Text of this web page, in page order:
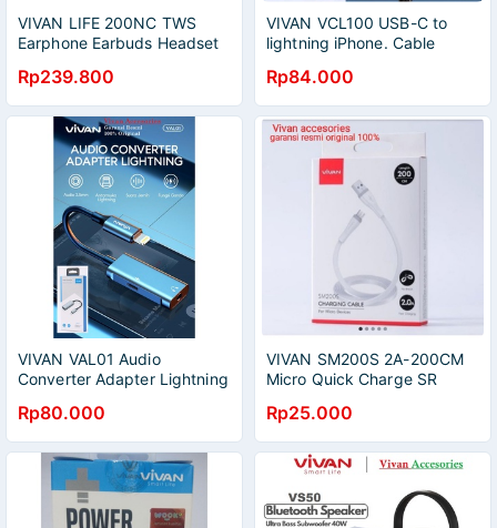
VIVAN LIFE 200NC TWS
Earphone Earbuds Headset
Rp239.800
VIVAN VCL100 USB-C to
lightning iPhone. Cable
Rp84.000
VIVAN VAL01 Audio
Converter Adapter Lightning
Rp80.000
VIVAN SM200S 2A-200CM
Micro Quick Charge SR
Design Data Cable WHITE
Rp25.000